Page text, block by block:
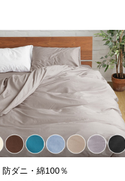
防ダニ・綿100％